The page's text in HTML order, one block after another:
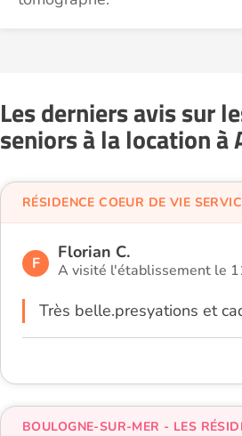
Les derniers avis sur
seniors à la location à
F
Florian C.
A visité l'établissement le
Très belle.presyations et
RÉSIDENCE COEUR DE VIE
BOULOGNE-SUR-MER - LES